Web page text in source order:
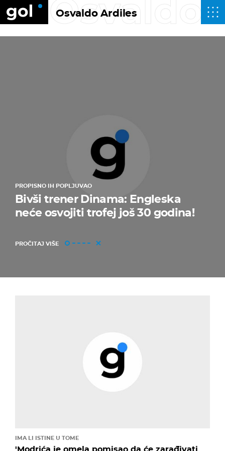
Osvaldo Ardiles
Osvaldo
PROPISNO IH POPLJUVAO
Bivši trener Dinama: Engleska
neće osvojiti trofej još 30 godina!
PROČITAJ VIŠE
IMA LI ISTINE U TOME